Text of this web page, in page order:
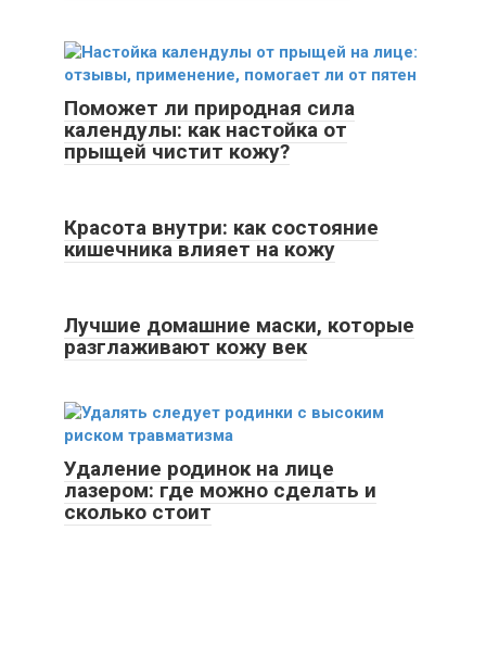
Поможет ли природная сила
календулы: как настойка от
прыщей чистит кожу?
Красота внутри: как состояние
кишечника влияет на кожу
Лучшие домашние маски, которые
разглаживают кожу век
Удаление родинок на лице
лазером: где можно сделать и
сколько стоит